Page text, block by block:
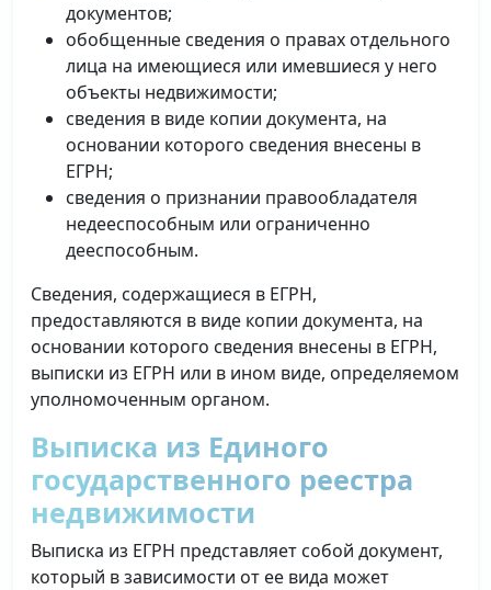
документов;
обобщенные сведения о правах отдельного
лица на имеющиеся или имевшиеся у него
объекты недвижимости;
сведения в виде копии документа, на
основании которого сведения внесены в
ЕГРН;
сведения о признании правообладателя
недееспособным или ограниченно
дееспособным.
Сведения, содержащиеся в ЕГРН,
предоставляются в виде копии документа, на
основании которого сведения внесены в ЕГРН,
выписки из ЕГРН или в ином виде, определяемом
уполномоченным органом.
Выписка из Единого
государственного реестра
недвижимости
Выписка из ЕГРН представляет собой документ,
который в зависимости от ее вида может